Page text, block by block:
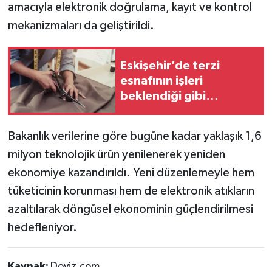
amacıyla elektronik doğrulama, kayıt ve kontrol
mekanizmaları da geliştirildi.
Eskişehir’de terzi
esnafının işleri
beklendiği gibi
gösteriyor”
Bakanlık verilerine göre bugüne kadar yaklaşık 1,6
milyon teknolojik ürün yenilenerek yeniden
ekonomiye kazandırıldı. Yeni düzenlemeyle hem
tüketicinin korunması hem de elektronik atıkların
azaltılarak döngüsel ekonominin güçlendirilmesi
hedefleniyor.